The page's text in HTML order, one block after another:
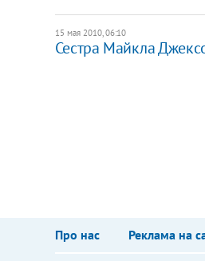
15 мая 2010, 06:10
Сестра Майкла
Про нас Реклама на